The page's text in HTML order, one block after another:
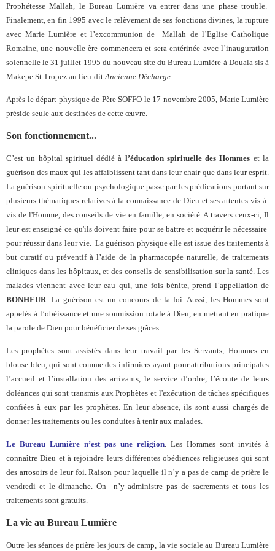
Prophétesse Mallah, le Bureau Lumière va entrer dans une phase trouble.
Finalement, en fin 1995 avec le relèvement de ses fonctions divines, la rupture
avec Marie Lumière et l’excommunion de Mallah de l’Eglise Catholique
Romaine, une nouvelle ère commencera et sera entérinée avec l’inauguration
solennelle le 31 juillet 1995 du nouveau site du Bureau Lumière à Douala sis à
Makepe St Tropez au lieu-dit Ancienne Décharge
Après le départ physique de Père SOFFO le 17 novembre 2005, Marie Lumière
préside seule aux destinées de cette œuvre.
Son fonctionnement...
C’est un hôpital spirituel dédié à l’éducation spirituelle des Hommes et la
guérison des maux qui les affaiblissent tant dans leur chair que dans leur esprit.
La guérison spirituelle ou psychologique passe par les prédications portant sur
plusieurs thématiques relatives à la connaissance de Dieu et ses attentes vis-à-
vis de l'Homme, des conseils de vie en famille, en société. A travers ceux-ci, Il
leur est enseigné ce qu'ils doivent faire pour se battre et acquérir le nécessaire
pour réussir dans leur vie. La guérison physique elle est issue des traitements à
but curatif ou préventif à l’aide de la pharmacopée naturelle, de traitements
cliniques dans les hôpitaux, et des conseils de sensibilisation sur la santé. Les
malades viennent avec leur eau qui, une fois bénite, prend l’appellation de
BONHEUR . La guérison est un concours de la foi. Aussi, les Hommes sont
appelés à l’obéissance et une soumission totale à Dieu, en mettant en pratique
la parole de Dieu pour bénéficier de ses grâces.
Les prophètes sont assistés dans leur travail par les Servants, Hommes en
blouse bleu, qui sont comme des infirmiers ayant pour attributions principales
l’accueil et l’installation des arrivants, le service d’ordre, l’écoute de leurs
doléances qui sont transmis aux Prophètes et l'exécution de tâches spécifiques
confiées à eux par les prophètes. En leur absence, ils sont aussi chargés de
donner les traitements ou les conduites à tenir aux malades.
Le Bureau Lumière n’est pas une religion . Les Hommes sont invités à
connaître Dieu et à rejoindre leurs différentes obédiences religieuses qui sont
des arrosoirs de leur foi. Raison pour laquelle il n’y a pas de camp de prière le
vendredi et le dimanche. On n’y administre pas de sacrements et tous les
traitements sont gratuits.
La vie au Bureau Lumière
Outre les séances de prière les jours de camp, la vie sociale au Bureau Lumière